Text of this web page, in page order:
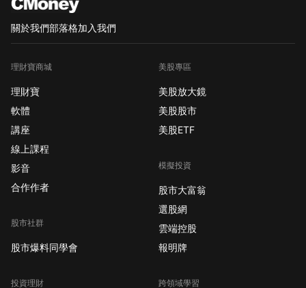
關於我們部落格加入我們
理財寶商城
理財寶
軟體
講座
線上課程
影音
合作作者
股市社群
股市爆料同學會
投資理財
美股專區
美股放大鏡
美股股市
美股ETF
模擬投資
股市大富翁
選股網
雲端控股
報明牌
跨領域學習